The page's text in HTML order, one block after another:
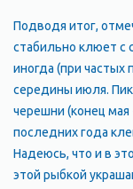
Подводя итог,
стабильно клюет с
иногда (при
середины июля. Пик
черешни (конец мая
последних года
Надеюсь, что и в
этой рыбкой